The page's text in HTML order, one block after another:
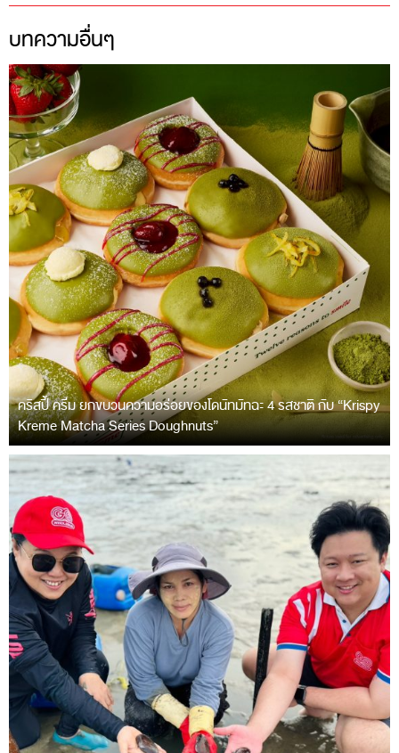
บทความอื่นๆ
คริสปี้ ครีม ยกขบวนความอร่อยของโดนัทมัทฉะ 4 รสชาติ กับ “Krispy
Kreme Matcha Series Doughnuts”